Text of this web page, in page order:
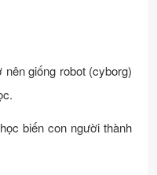
giống robot (cyborg)
biến con người thành